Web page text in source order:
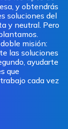
y obtendrás
soluciones del
y neutral. Pero
misión:
las soluciones
ayudarte
que
cada vez